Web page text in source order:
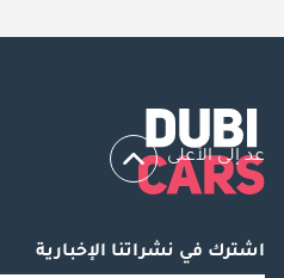
عد إلى الأعلى
اشترك في نشراتنا الإخبارية